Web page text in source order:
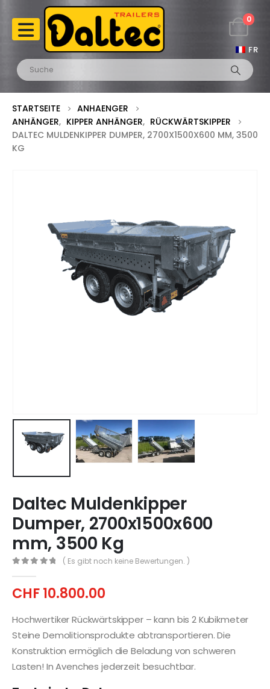
FR
0
STARTSEITE
ANHAENGER
ANHÄNGER, KIPPER ANHÄNGER, RÜCKWÄRTSKIPPER
DALTEC MULDENKIPPER DUMPER, 2700X1500X600 MM, 3500
KG
Daltec Muldenkipper
Dumper, 2700x1500x600
mm, 3500 Kg
( Es gibt noch keine Bewertungen. )
CHF10.800.00
Hochwertiker Rückwärtskipper – kann bis 2 Kubikmeter
Steine Demolitionsprodukte abtransportieren. Die
Konstruktion ermöglich die Beladung von schweren
Lasten! In Avenches jederzeit besuchtbar.